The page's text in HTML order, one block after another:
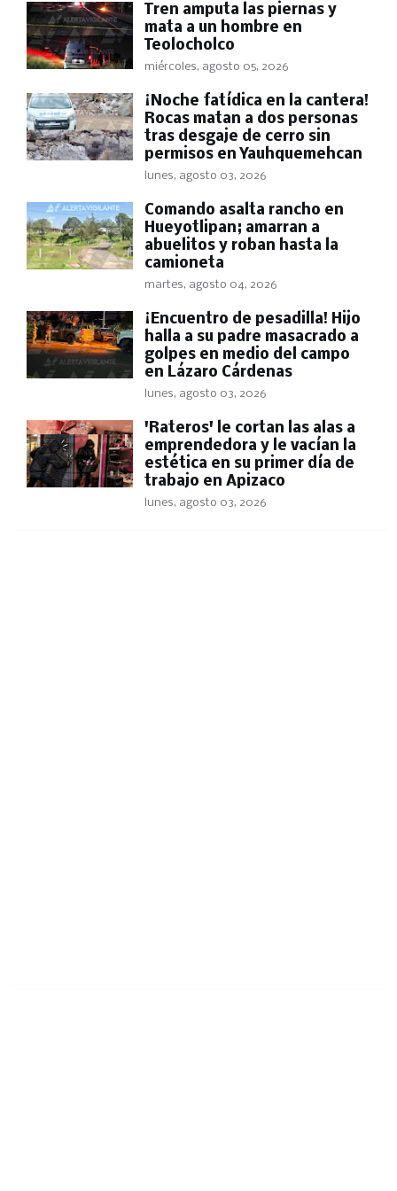
Tren amputa las piernas y
mata a un hombre en
Teolocholco
miércoles, agosto 05, 2026
​¡Noche fatídica en la cantera!
Rocas matan a dos personas
tras desgaje de cerro sin
permisos en Yauhquemehcan
lunes, agosto 03, 2026
Comando asalta rancho en
Hueyotlipan; amarran a
abuelitos y roban hasta la
camioneta
martes, agosto 04, 2026
​¡Encuentro de pesadilla! Hijo
halla a su padre masacrado a
golpes en medio del campo
en Lázaro Cárdenas
lunes, agosto 03, 2026
'Rateros' le cortan las alas a
emprendedora y le vacían la
estética en su primer día de
trabajo en Apizaco
lunes, agosto 03, 2026